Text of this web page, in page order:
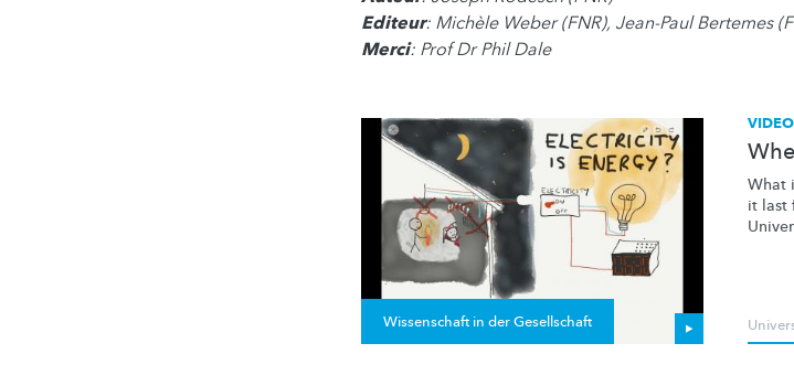
Editeur: Michèle Weber (FNR), Jean-Paul Bertemes
Merci: Prof Dr Phil Dale
Wissenschaft in der Gesellschaft
What
it last